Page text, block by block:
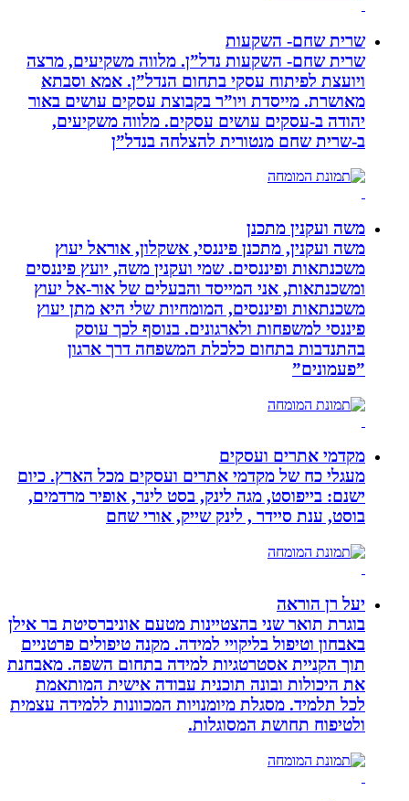
שרית שחם- השקעות
שרית שחם- השקעות נדל”ן. מלווה משקיעים, מרצה
ויועצת לפיתוח עסקי בתחום הנדל”ן. אמא וסבתא
מאושרת. ‏מייסדת ויו”ר בקבוצת עסקים עושים באור
יהודה‏ ב-‏עסקים עושים עסקים‏. ‏מלווה משקיעים,
ב-‏שרית שחם מנטורית להצלחה בנדל”ן‏
משה ועקנין מתכנן
משה ועקנין, מתכנן פיננסי, אשקלון, אוראל יעוץ
משכנתאות ופיננסים. שמי ועקנין משה, יועץ פיננסים
ומשכנתאות, אני המייסד והבעלים של אור-אל יעוץ
משכנתאות ופיננסים, המומחיות שלי היא מתן יעוץ
פיננסי למשפחות ולארגונים. בנוסף לכך עוסק
בהתנדבות בתחום כלכלת המשפחה דרך ארגון
”פעמונים”
מקדמי אתרים ועסקים
מעגלי כח של מקדמי אתרים ועסקים מכל הארץ. כיום
ישנם: בייפוסט, מגה לינק, בסט לינר, אופיר מרדמים,
בוסט, ענת סיידר , לינק שייק, אורי שחם
יעל רן הוראה
בוגרת תואר שני בהצטיינות מטעם אוניברסיטת בר אילן
באבחון וטיפול בליקויי למידה. מקנה טיפולים פרטניים
תוך הקניית אסטרטגיות למידה בתחום השפה. מאבחנת
את היכולות ובונה תוכנית עבודה אישית המותאמת
לכל תלמיד. מסגלת מיומנויות המכוונות ללמידה עצמית
ולטיפוח תחושת המסוגלות.